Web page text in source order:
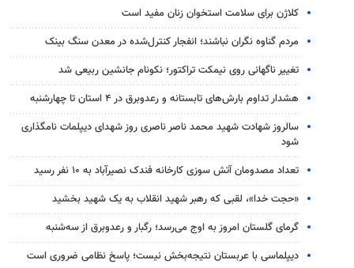
کلاژن برای سلامت استخوان زنان مفید است
مردم گناوه نگران نباشند؛ انفجار کنترل‌شده در معدن سنگ بینک
تغییر ناگهانی روی نیمکت تراکتور؛ نکونام جانشین ربیعی شد
هشدار تداوم بارش‌های تابستانه و رعدوبرق در ۴ استان تا چهارشنبه
سالروز شهادت شهید محمد ناصر ناصری روز شهدای دیپلمات نامگذاری
شود
تعداد مصدومان آتش سوزی کارخانه فندک نصیرآباد به ۱۰ نفر رسید
«حجت خدا»، لقبی که رهبر شهید انقلاب به یک شهید بخشید
گرمای گلستان امروز به اوج می‌رسد؛ رگبار و رعدوبرق از سه‌شنبه
دیپلماسی با عربستان نتیجه‌بخش نیست؛ پاسخ نظامی ضروری است